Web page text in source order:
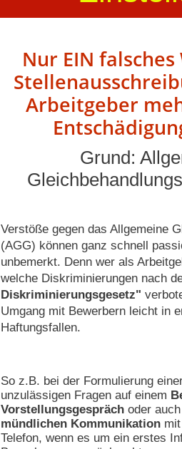
Nur EIN
Arbeitgeber
Grund:
Verstöße gegen das Allgemeine
(AGG) können ganz schnell
unbemerkt. Denn wer als
welche Diskriminierungen nach
Diskriminierungsgesetz"
Umgang mit Bewerbern leicht in
Haftungsfallen.
So z.B. bei der Formulierung
unzulässigen Fragen auf einem
Vorstellungsgespräch oder
mündlichen Kommunikation
Telefon, wenn es um ein erstes